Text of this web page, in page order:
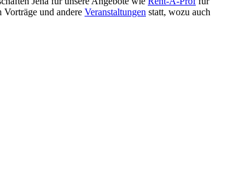
und andere Veranstaltungen statt, wozu auch